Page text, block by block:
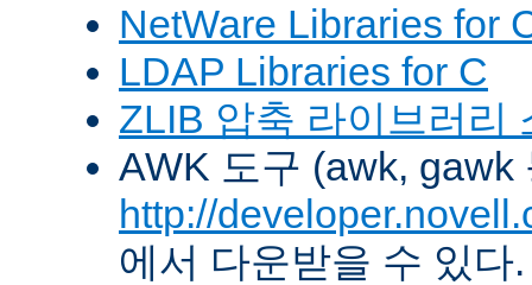
NetWare Libraries for
LDAP Libraries for C
ZLIB 압축 라이브러리
AWK 도구 (awk, gawk
http://
에서 다운받을 수 있